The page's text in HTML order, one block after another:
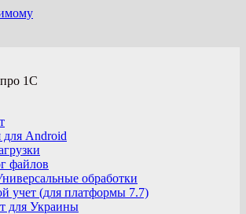
1С
Android
файлов
обработки
учет (для платформы 7.7)
для Украины